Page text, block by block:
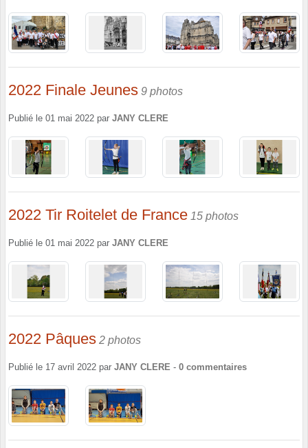
2022 Finale Jeunes 9 photos
Publié le 01 mai 2022 par JANY CLERE
2022 Tir Roitelet de France 15 photos
Publié le 01 mai 2022 par JANY CLERE
2022 Pâques 2 photos
Publié le 17 avril 2022 par JANY CLERE - 0 commentaires